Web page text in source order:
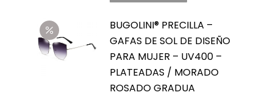
BUGOLINI® PRECILLA –
GAFAS DE SOL DE DISEÑO
PARA MUJER – UV400 –
PLATEADAS / MORADO
ROSADO GRADUA